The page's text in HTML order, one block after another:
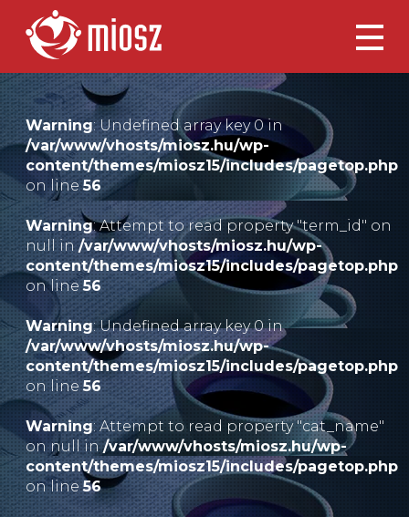
Warning: Undefined array key 0 in
/var/www/vhosts/miosz.hu/wp-
content/themes/miosz15/includes/pagetop.php
on line56
Warning: Attempt to read property "term_id" on
null in/var/www/vhosts/miosz.hu/wp-
content/themes/miosz15/includes/pagetop.php
on line56
Warning: Undefined array key 0 in
/var/www/vhosts/miosz.hu/wp-
content/themes/miosz15/includes/pagetop.php
on line56
Warning: Attempt to read property "cat_name"
on null in/var/www/vhosts/miosz.hu/wp-
content/themes/miosz15/includes/pagetop.php
on line56